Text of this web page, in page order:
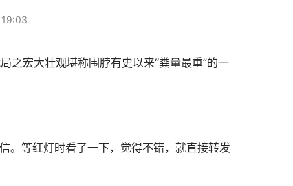
之宏大壮观堪称围脖有史以来“粪量最重”的一
。等红灯时看了一下，觉得不错，就直接转发